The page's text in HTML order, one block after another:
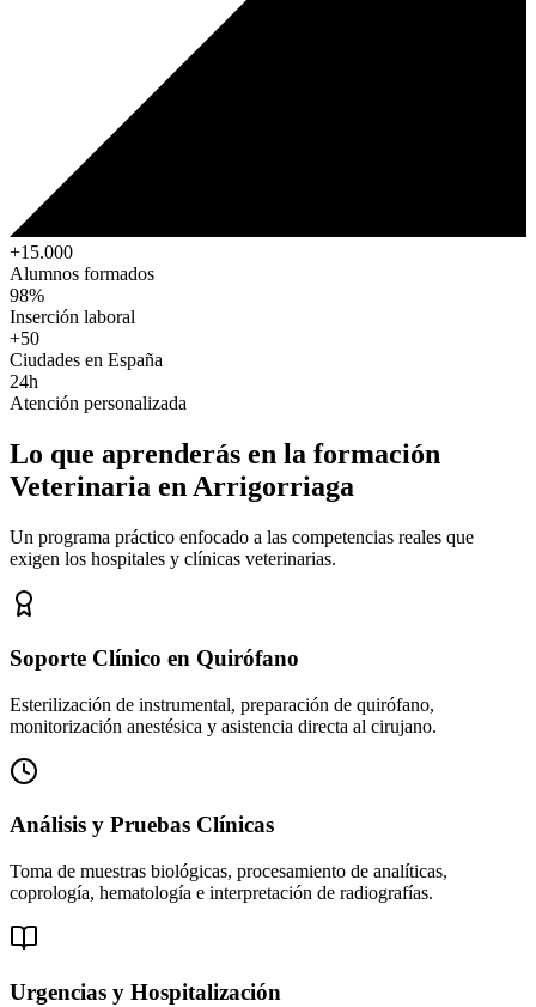
+15.000
Alumnos formados
98%
Inserción laboral
+50
Ciudades en España
24h
Atención personalizada
Lo que aprenderás en la formación
Veterinaria en Arrigorriaga
Un programa práctico enfocado a las competencias reales que
exigen los hospitales y clínicas veterinarias.
Soporte Clínico en Quirófano
Esterilización de instrumental, preparación de quirófano,
monitorización anestésica y asistencia directa al cirujano.
Análisis y Pruebas Clínicas
Toma de muestras biológicas, procesamiento de analíticas,
coprología, hematología e interpretación de radiografías.
Urgencias y Hospitalización